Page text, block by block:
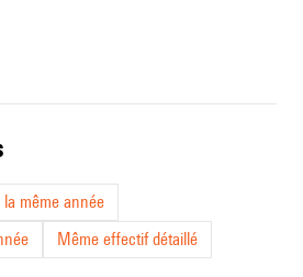
la même année
Même effectif détaillé